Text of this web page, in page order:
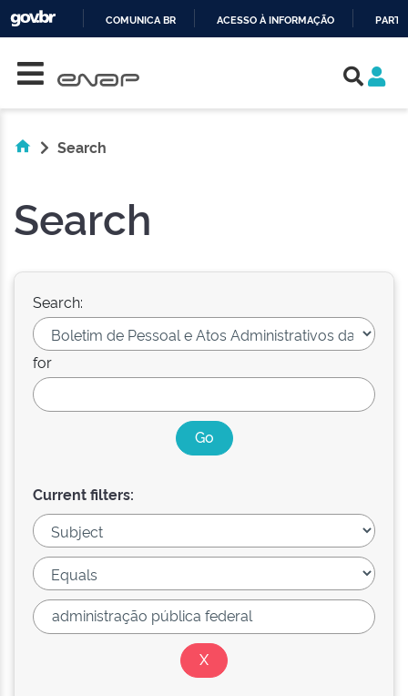
COMUNICA BR ACESSO À INFORMAÇÃO
Search
Search
Search:
for
Current filters: